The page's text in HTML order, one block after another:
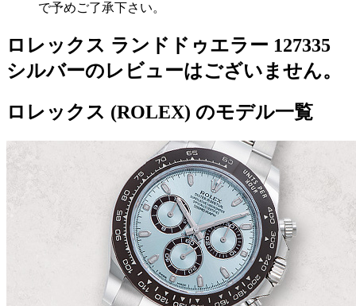
で予めご了承下さい。
ロレックス ランドドゥエラー 127335
シルバーのレビューはございません。
ロレックス (ROLEX) のモデル一覧